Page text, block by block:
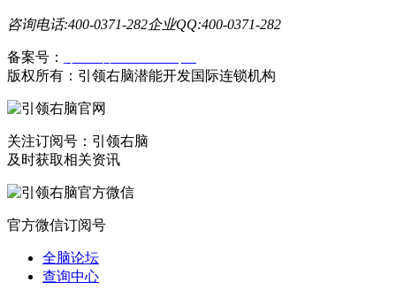
咨询电话:400-0371-282企业QQ:400-0371-282
备案号：
版权所有：引领右脑潜能开发国际连锁机构
关注订阅号：引领右脑
及时获取相关资讯
官方微信订阅号
全脑论坛
查询中心